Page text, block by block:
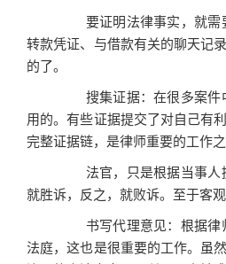
要证明法律事实，就需要
转款凭证、与借款有关的聊天记
的了。
搜集证据：在很多案件中
用的。有些证据提交了对自己有
完整证据链，是律师重要的工作之
法官，只是根据当事人提
就胜诉，反之，就败诉。至于客
书写代理意见：根据律师
法庭，这也是很重要的工作。虽